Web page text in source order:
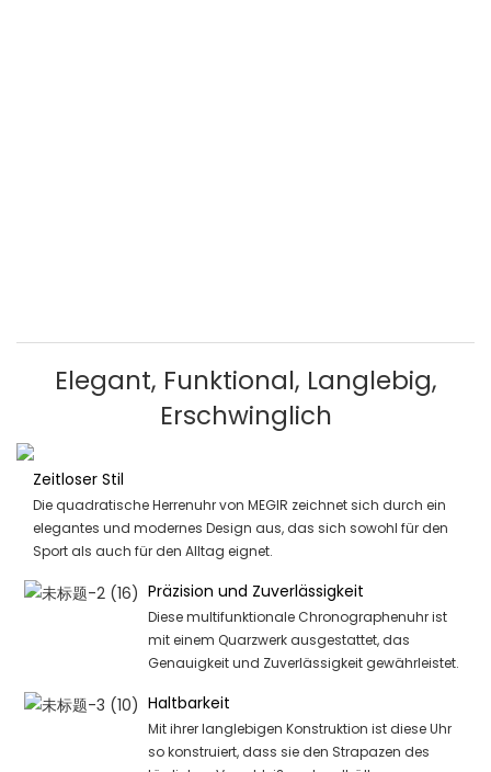
Elegant, Funktional, Langlebig,
Erschwinglich
Zeitloser Stil
Die quadratische Herrenuhr von MEGIR zeichnet sich durch ein
elegantes und modernes Design aus, das sich sowohl für den
Sport als auch für den Alltag eignet.
Präzision und Zuverlässigkeit
Diese multifunktionale Chronographenuhr ist
mit einem Quarzwerk ausgestattet, das
Genauigkeit und Zuverlässigkeit gewährleistet.
Haltbarkeit
Mit ihrer langlebigen Konstruktion ist diese Uhr
so ​​konstruiert, dass sie den Strapazen des